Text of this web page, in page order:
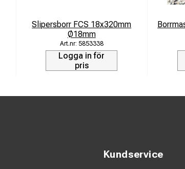
Slipersborr FCS 18x320mm
Ø18mm
5853338
Logga in för
pris
Kundservice